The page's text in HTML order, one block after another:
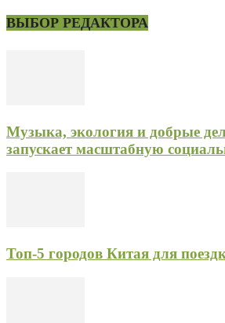
ВЫБОР РЕДАКТОРА
Музыка, экология и добрые
запускает масштабную
Топ-5 городов Китая для